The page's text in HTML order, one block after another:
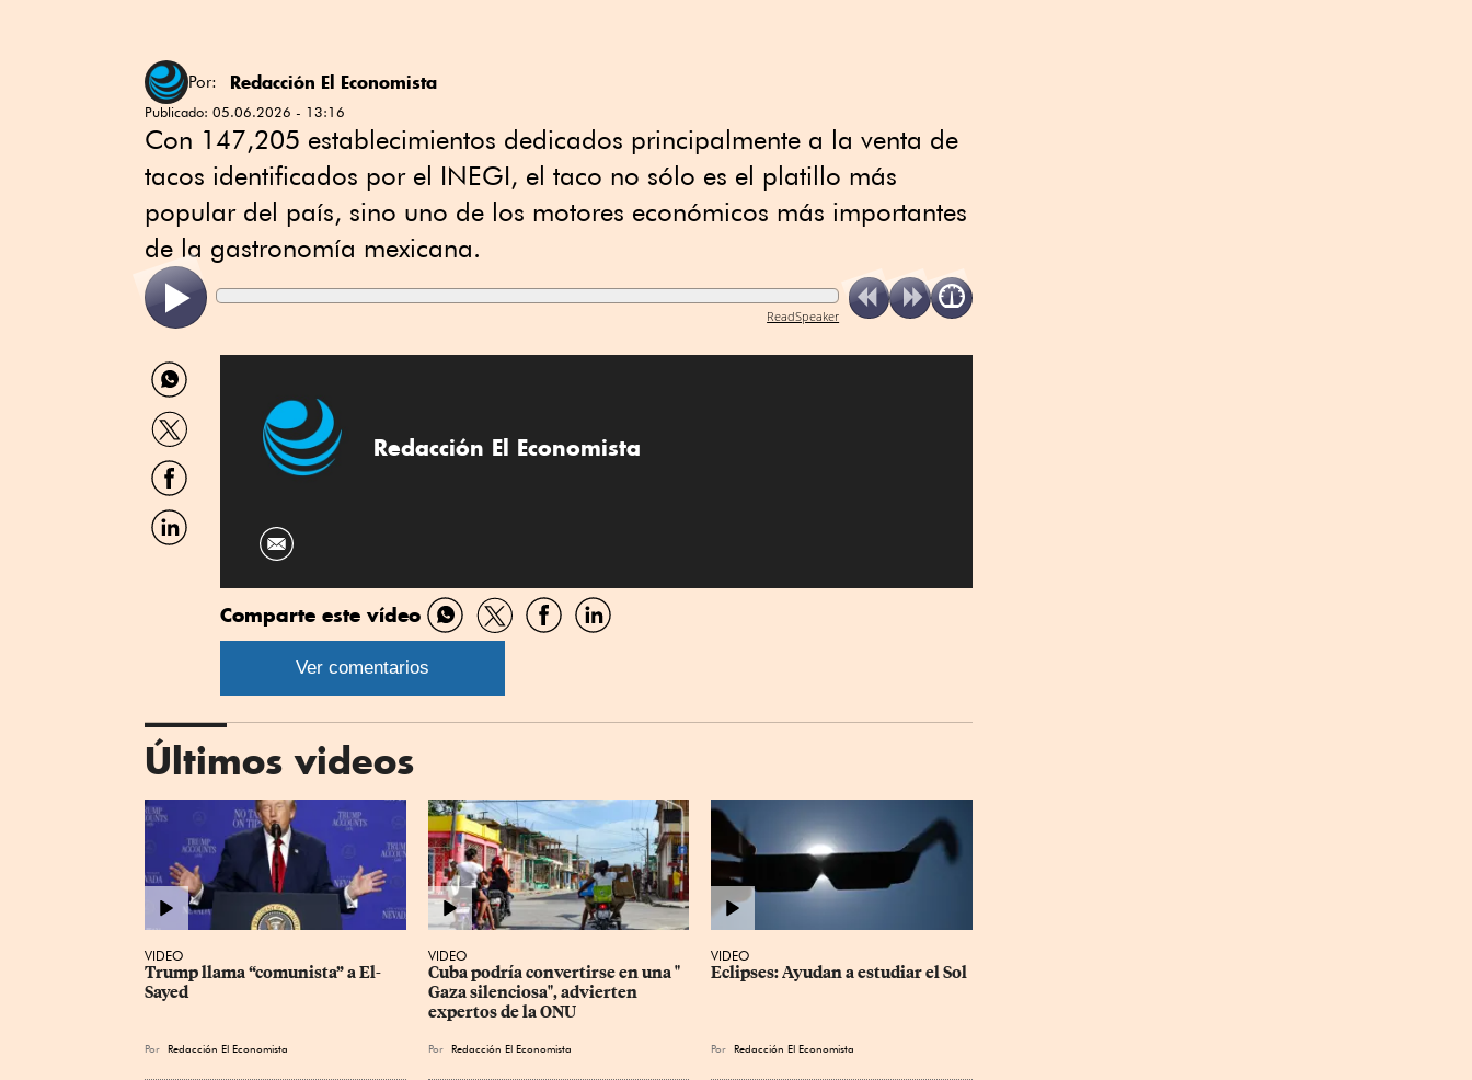
Por: Redacción El Economista
Publicado: 05.06.2026 - 13:16
Con 147,205 establecimientos dedicados principalmente a la venta de
tacos identificados por el INEGI, el taco no sólo es el platillo más
popular del país, sino uno de los motores económicos más importantes
de la gastronomía mexicana.
ReadSpeaker
Compartir
por
WhatsApp
Compartir
por
Twitter
Compartir
por
Facebook
Compartir
por
Redacción El Economista
Comparte este vídeo
Compartir
por
Compartir
por
CompartirCompartir
Ver comentarios
Últimos videos
VIDEO
Trump llama “comunista” a El-
Sayed
Por Redacción El Economista
VIDEO
Cuba podría convertirse en una "
Gaza silenciosa", advierten
expertos de la ONU
Por Redacción El Economista
VIDEO
Eclipses: Ayudan a estudiar el Sol
Por Redacción El Economista